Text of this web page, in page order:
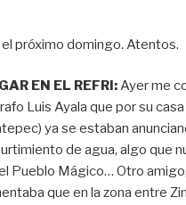
próximo domingo. Atentos.
EN EL REFRI:Ayer me
Luis Ayala que por su
ya se estaban
de agua, algo que
Pueblo Mágico… Otro
que en la zona entre